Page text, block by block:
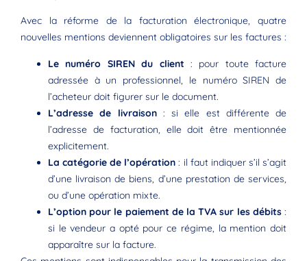
Avec la réforme de la facturation électronique, quatre
nouvelles mentions deviennent obligatoires sur les factures :
Le numéro SIREN du client : pour toute facture
adressée à un professionnel, le numéro SIREN de
l’acheteur doit figurer sur le document.
L’adresse de livraison: si elle est différente de
l’adresse de facturation, elle doit être mentionnée
explicitement.
La catégorie de l’opération : il faut indiquer s’il s’agit
d’une livraison de biens, d’une prestation de services,
ou d’une opération mixte.
L’option pour le paiement de la TVA sur les débits:
si le vendeur a opté pour ce régime, la mention doit
apparaître sur la facture.